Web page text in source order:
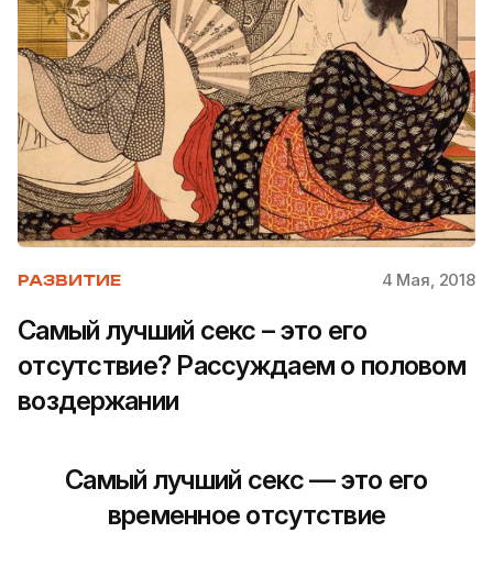
РАЗВИТИЕ 4 Мая, 2018
Самый лучший секс – это его
отсутствие? Рассуждаем о половом
воздержании
Самый лучший секс — это его
временное отсутствие